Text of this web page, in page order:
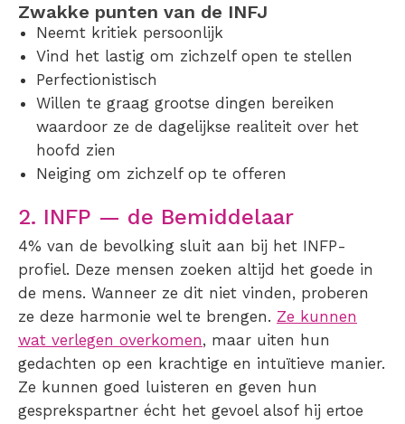
Zwakke punten van de INFJ
Neemt kritiek persoonlijk
Vind het lastig om zichzelf open te stellen
Perfectionistisch
Willen te graag grootse dingen bereiken
waardoor ze de dagelijkse realiteit over het
hoofd zien
Neiging om zichzelf op te offeren
2. INFP — de Bemiddelaar
4% van de bevolking sluit aan bij het INFP-
profiel. Deze mensen zoeken altijd het goede in
de mens. Wanneer ze dit niet vinden, proberen
ze deze harmonie wel te brengen. Ze kunnen
wat verlegen overkomen, maar uiten hun
gedachten op een krachtige en intuïtieve manier.
Ze kunnen goed luisteren en geven hun
gesprekspartner écht het gevoel alsof hij ertoe